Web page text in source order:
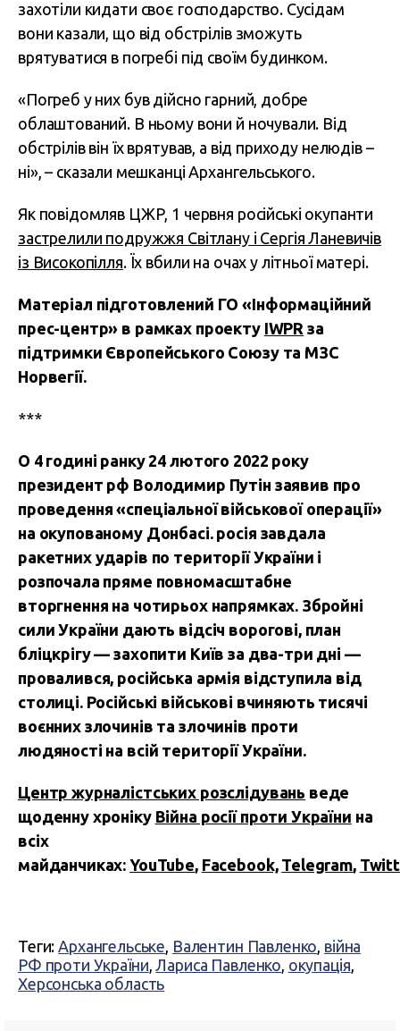
захотіли кидати своє господарство. Сусідам
вони казали, що від обстрілів зможуть
врятуватися в погребі під своїм будинком.
«Погреб у них був дійсно гарний, добре
облаштований. В ньому вони й ночували. Від
обстрілів він їх врятував, а від приходу нелюдів –
ні», – сказали мешканці Архангельського.
Як повідомляв ЦЖР, 1 червня російські окупанти
застрелили подружжя Світлану і Сергія Ланевичів
із Високопілля. Їх вбили на очах у літньої матері.
Матеріал підготовлений ГО «Інформаційний
прес-центр» в рамках проекту IWPR за
підтримки Європейського Союзу та МЗС
Норвегії.
***
О 4 годині ранку 24 лютого 2022 року
президент рф Володимир Путін заявив про
проведення «спеціальної військової операції»
на окупованому Донбасі. росія завдала
ракетних ударів по території України і
розпочала пряме повномасштабне
вторгнення на чотирьох напрямках. Збройні
сили України дають відсіч ворогові, план
бліцкрігу — захопити Київ за два-три дні —
провалився, російська армія відступила від
столиці. Російські військові вчиняють тисячі
воєнних злочинів та злочинів проти
людяності на всій території України.
Центр журналістських розслідувань веде
щоденну хроніку Війна росії проти України на
всіх
майданчиках:YouTube, Facebook, Telegram,
Теги:Архангельське, Валентин Павленко, війна
РФ проти України,Лариса Павленко, окупація,
Херсонська область